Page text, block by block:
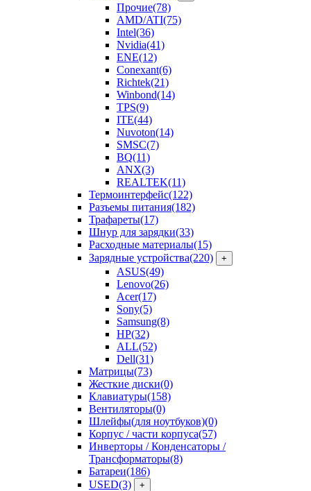
Прочие(78)
AMD/ATI(75)
Intel(36)
Nvidia(41)
ENE(12)
Conexant(6)
Richtek(21)
Winbond(14)
TPS(9)
ITE(44)
Nuvoton(14)
SMSC(7)
BQ(11)
ANX(3)
REALTEK(11)
Термоинтерфейс(122)
Разъемы питания(182)
Трафареты(17)
Шнур для зарядки(33)
Расходные материалы(15)
Зарядные устройства(220) +
ASUS(49)
Lenovo(26)
Acer(17)
Sony(5)
Samsung(8)
HP(32)
ALL(52)
Dell(31)
Матрицы(73)
Жесткие диски(0)
Клавиатуры(158)
Вентиляторы(0)
Шлейфы(для ноутбуков)(0)
Корпус / части корпуса(57)
Инверторы / Конденсаторы /
Трансформаторы(8)
Батареи(186)
USED(3) +